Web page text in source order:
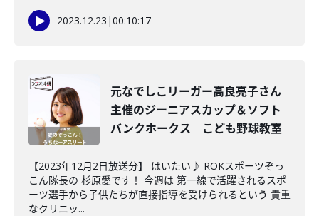
2023.12.23 |00:10:17
元なでしこリーガー高良亮子さん
主催のジーニアスカップ＆ソフト
バンクホークス こども野球教室
【2023年12月2日放送分】 はいたい♪ ROKスポーツぞっ
こん隊長の 杉原愛です！ 今週は 第一線で活躍されるスポ
ーツ選手から子供たちが直接指導を受けられるという 貴重
なクリニッ...